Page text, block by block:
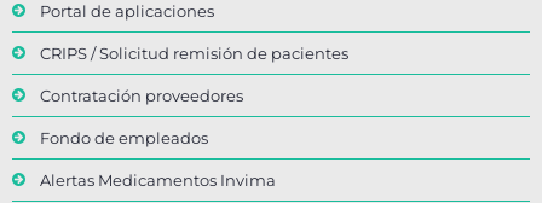
Portal de aplicaciones
CRIPS / Solicitud remisión de pacientes
Contratación proveedores
Fondo de empleados
Alertas Medicamentos Invima